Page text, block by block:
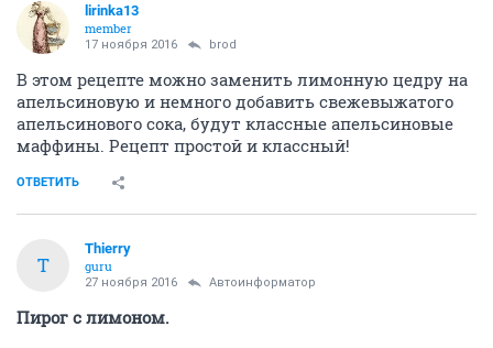
lirinka13
member
17 ноября 2016 brod
В этом рецепте можно заменить лимонную цедру на
апельсиновую и немного добавить свежевыжатого
апельсинового сока, будут классные апельсиновые
маффины. Рецепт простой и классный!
ОТВЕТИТЬ
T
Thierry
guru
27 ноября 2016 Автоинформатор
Пирог с лимоном.